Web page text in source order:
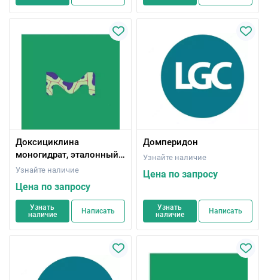
Доксициклина
моногидрат, эталонный
стандарт Фармакопеи
Узнайте наличие
Цена по запросу
Узнать
наличие
Написать
Домперидон
Узнайте наличие
Цена по запросу
Узнать
наличие
Написать